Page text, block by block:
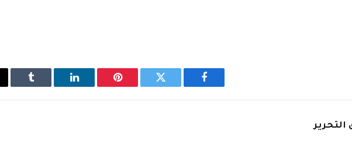
فيسبوك تويتر بينتيريستلينكدإن Tumblr
التحرير